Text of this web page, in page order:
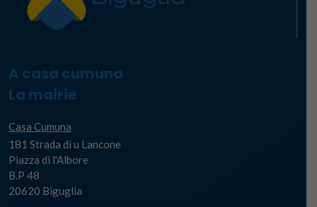
A casa cumuna
La mairie
Casa Cumuna
181 Strada di u Lancone
Piazza di l'Albore
B.P 48
20620 Biguglia